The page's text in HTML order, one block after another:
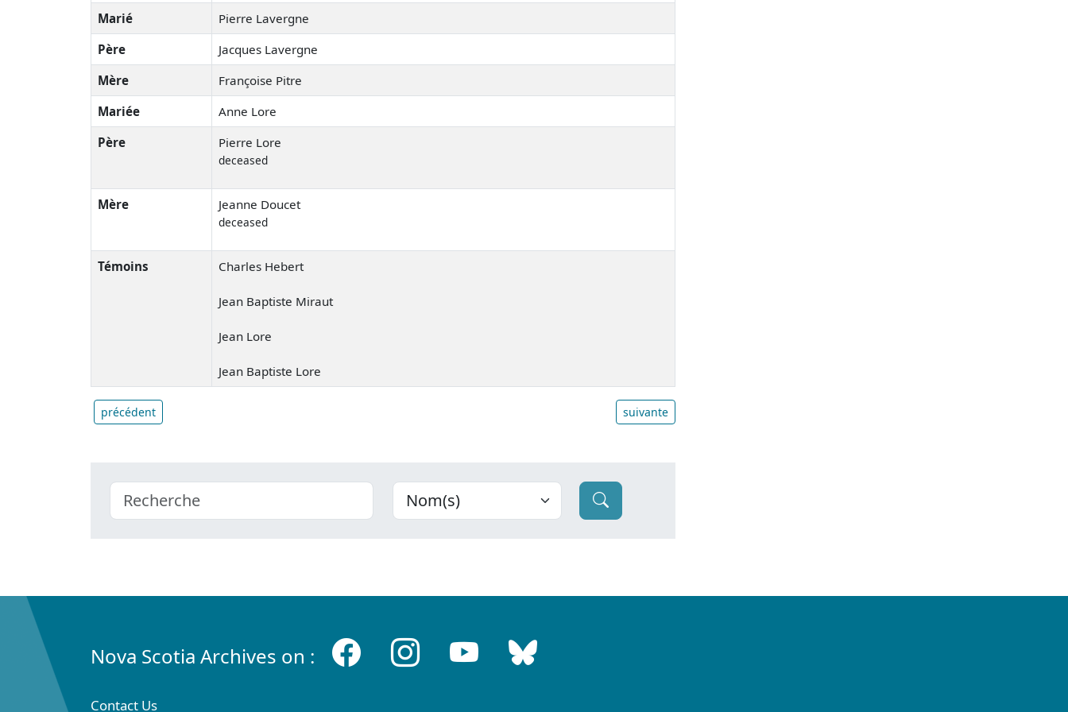
Marié
Pierre Lavergne
Père
Jacques Lavergne
Mère
Françoise Pitre
Mariée
Anne Lore
Père
Pierre Lore
deceased
Mère Jeanne Doucet
deceased
Témoins Charles Hebert
Jean Baptiste Miraut
Jean Lore
Jean Baptiste Lore
précédent suivante
Nova Scotia Archives on :
Contact Us